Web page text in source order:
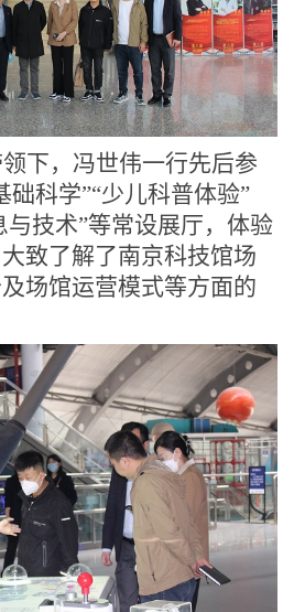
下， 冯世伟一行先后参
础科学”“少儿科普体验”
与技术”等常设展厅，体验
致了解了南京科技馆场
场馆运营模式等方面的